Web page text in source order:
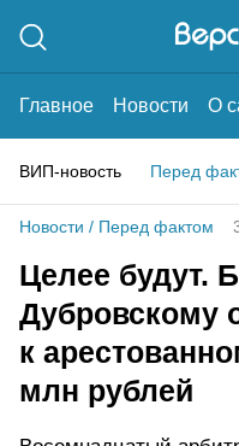
Главное Новости О
ВИП-новость Перед
Новости / Перед фактом
Целее будут.
Дубровскому
к
млн рублей